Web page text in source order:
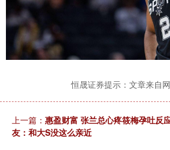
恒晟证券提示：文章来自
上一篇： 惠盈财富 张兰总心疼筱梅孕吐反
友：和大S没这么亲近